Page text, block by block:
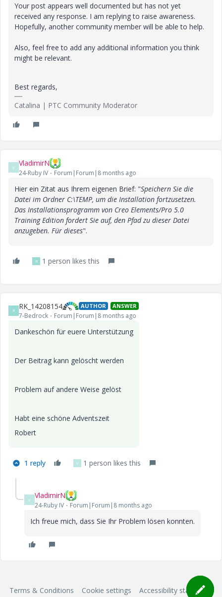
Your post appears well documented but has not yet
received any response. I am replying to raise awareness.
Hopefully, another community member will be able to help.
Also, feel free to add any additional information you think
might be relevant.
Best regards,
Catalina | PTC Community Moderator
V VladimirN
24-Ruby IV Forum|Forum|8 months ago
Hier ein Zitat aus Ihrem eigenen Brief: "Speichern Sie die
Datei im Ordner C:\TEMP, um die Installation fortzusetzen.
Das Installationsprogramm von Creo Elements/Pro 5.0
Training Edition fordert Sie auf, den Pfad zu dieser Datei
anzugeben. Für dieses".
R 1 person likes this
R RK_14208154 AUTHOR ANSWER
7-Bedrock Forum|Forum|8 months ago
Dankeschön für euere Unterstützung
Der Beitrag kann gelöscht werden
Problem auf andere Weise gelöst
Habt eine schöne Adventszeit
Robert
1 reply V 1 person likes this
V VladimirN
24-Ruby IV Forum|Forum|8 months ago
Ich freue mich, dass Sie Ihr Problem lösen konnten.
Terms & Conditions Cookie settings Accessibility statement